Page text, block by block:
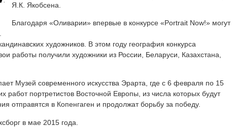
Я.К. Якобсена.
Благодаря «Оливарии» впервые в конкурсе «Portrait Now!» могут
художников. В этом году география конкурса
работы получили художники из России, Беларуси, Казахстана,
Музей современного искусства Эрарта, где с 6 февраля по 15
работ портретистов Восточной Европы, из числа которых будут
отправятся в Копенгаген и продолжат борьбу за победу.
в мае 2015 года.